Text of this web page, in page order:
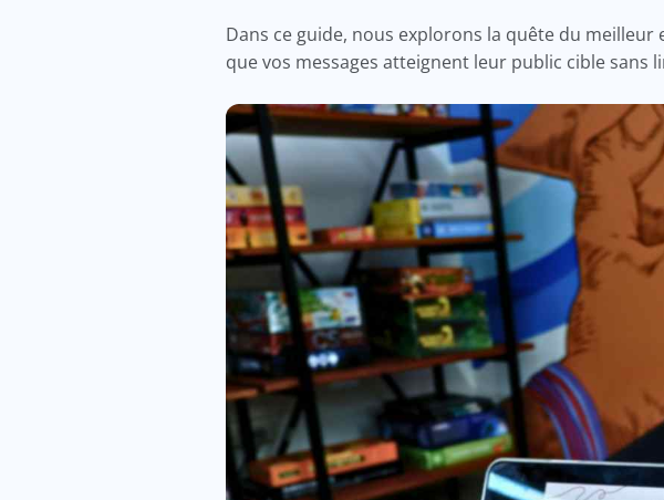
Dans ce guide, nous explorons la quête du
que vos messages atteignent leur public cible sans